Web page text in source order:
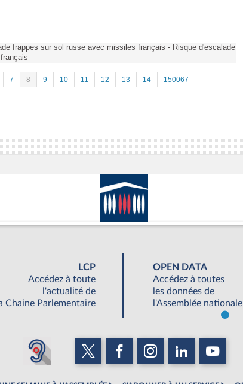
frappes sur sol russe avec missiles français - Risque d'escalade
7 8 9 10 11 12 13 14
150067
LCP
Accédez à toute
l'actualité de
Chaine Parlementaire
OPEN DATA
Accédez à toutes
les données de
l'Assemblée nationale